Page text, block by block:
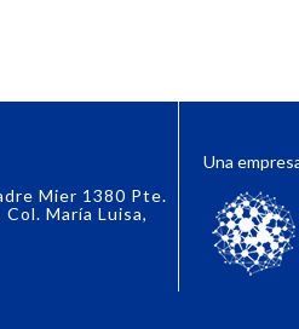
Mier 1380 Pte.
María Luisa,
Una